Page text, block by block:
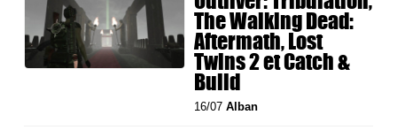
The Walking Dead:
Aftermath, Lost
Twins 2 et Catch &
Build
16/07Alban